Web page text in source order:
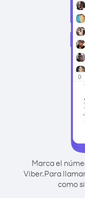
Marca el
Viber.Para
como